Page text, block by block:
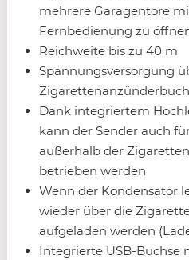
mehrere Garagentore
Fernbedienung zu
Reichweite bis zu 40 m
Spannungsversorgung
Dank integriertem
kann der Sender auch
außerhalb der
betrieben werden
Wenn der Kondensator
wieder über die
aufgeladen werden
Integrierte USB-Buchse